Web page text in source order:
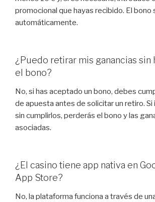
promocional que hayas recibido. El bono
automáticamente.
¿Puedo retirar mis ganancias sin
el bono?
No, si has aceptado un bono, debes
de apuesta antes de solicitar un retiro.
sin cumplirlos, perderás el bono y las
asociadas.
¿El casino tiene app nativa en
App Store?
No, la plataforma funciona a través de